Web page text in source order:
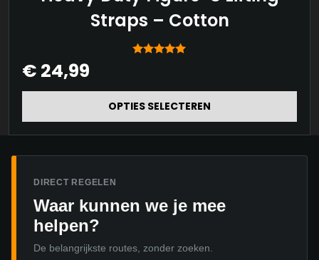
Straps – Cotton
€ 24,99
OPTIES SELECTEREN
variaties.
optie
worden
op
de
productpagina
DIRECT REGELEN
Waar kunnen we je mee
helpen?
De belangrijkste routes, zonder zoeken.